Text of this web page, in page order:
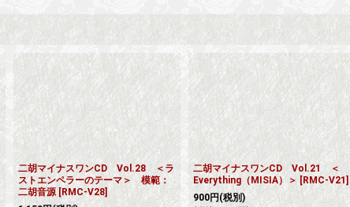
二胡マイナスワンCD Vol.28 ＜ラ
ストエンペラーのテーマ＞ 模範：
二胡音源 [RMC-V28]
二胡マイナスワンCD Vol.21 ＜
Everything（MISIA）＞ [RMC-V21]
900円 (税別)